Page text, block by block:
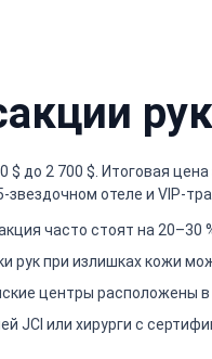
до 2 700 $. Итоговая
отеле и VIP-
часто стоят на
рук при излишках кожи
центры расположены в
JCI или хирурги с